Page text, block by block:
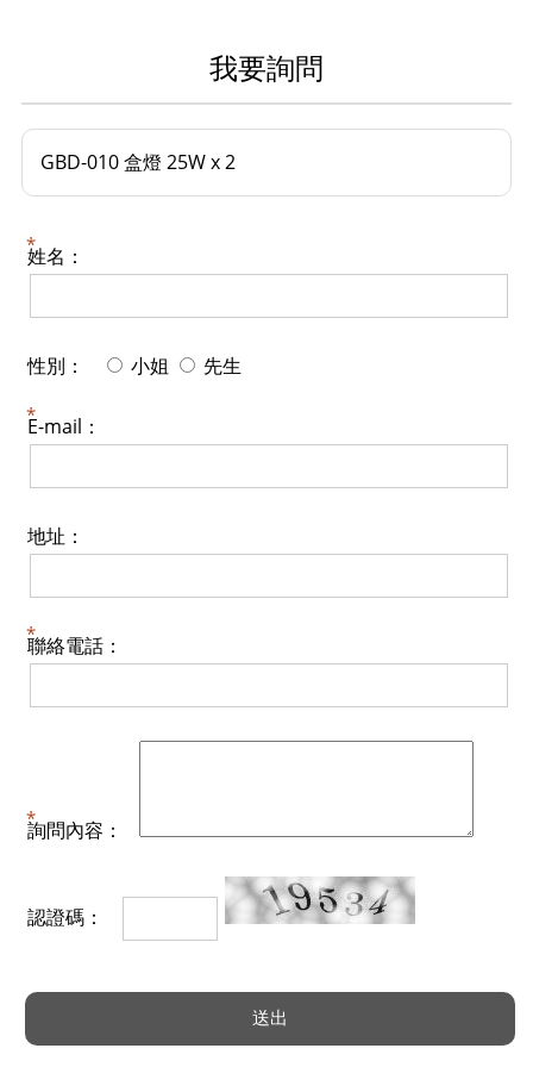
我要詢問
GBD-010 盒燈 25W x 2
姓名：
性別： 小姐 先生
E-mail：
地址：
聯絡電話：
詢問內容：
認證碼：